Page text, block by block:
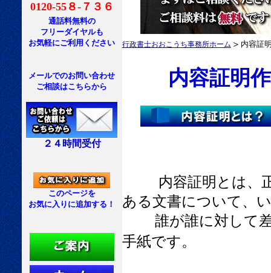
0120-55８-７３６
通話料無料の
フリーダイヤルも
お気軽にご利用ください
メールでのお問い合わせ
ご相談はこちらから
２４時間受付
このページを
お気に入りに追加する！
行政書士おおこうち事務所ホーム ＞ 内容証
内容証明
内容証明とは、
ある文書について、
誰が誰に対して差
手紙です。